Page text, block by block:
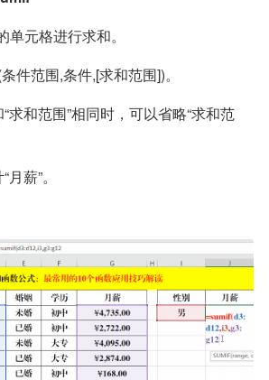
单元格进行求和。
件范围,条件,[求和范围])。
求和范围”相同时，可以省略“求和范
薪”。